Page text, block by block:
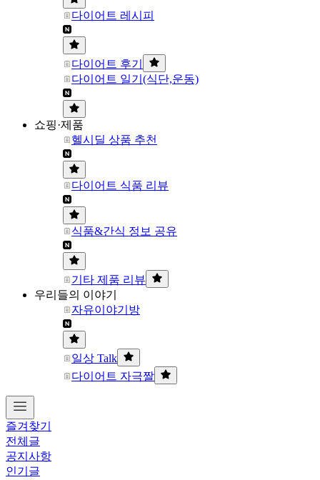
다이어트 레시피
다이어트 후기
다이어트 일기(식단,운동)
쇼핑·제품
헬시딜 상품 추천
다이어트 식품 리뷰
식품&간식 정보 공유
기타 제품 리뷰
우리들의 이야기
자유이야기방
일상 Talk
다이어트 자극짤
즐겨찾기
전체글
공지사항
인기글